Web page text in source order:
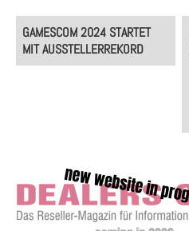
Post
navigation
GAMESCOM 2024 STARTET
MIT AUSSTELLERREKORD